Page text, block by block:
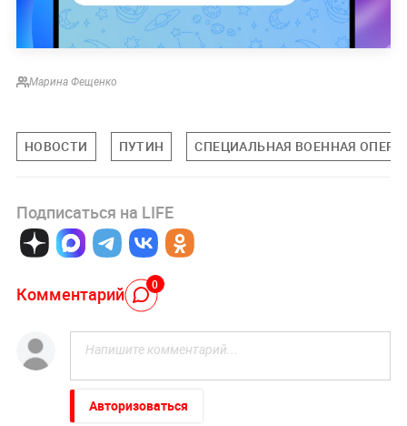
Марина Фещенко
НОВОСТИ ПУТИН СПЕЦИАЛЬНАЯ ВОЕННАЯ
Подписаться на LIFE
Комментарий 0
Авторизоваться